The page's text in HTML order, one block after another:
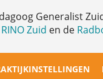
Generalist
RINO Zuid en de